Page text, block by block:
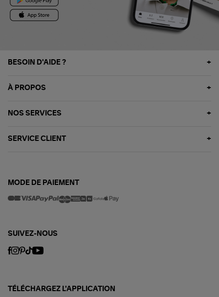
BESOIN D'AIDE ?
À PROPOS
NOS SERVICES
SERVICE CLIENT
MODE DE PAIEMENT
SUIVEZ-NOUS
TÉLÉCHARGEZ L'APPLICATION